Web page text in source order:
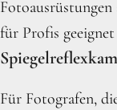
für Profis
Für Fotografen,